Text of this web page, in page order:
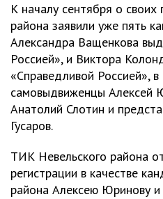
К началу сентября о своих
района заявили уже пять
Александра Ващенкова
Россией», и Виктора
«Справедливой Россией»,
самовыдвиженцы Алексей
Анатолий Слотин и
Гусаров.
ТИК Невельского района
регистрации в качестве
района Алексею Юринову